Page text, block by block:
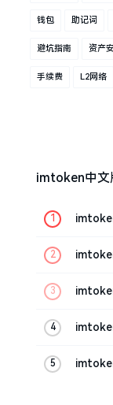
钱包 助记词
避坑指南 资产
手续费 L2网络
imtoken中文